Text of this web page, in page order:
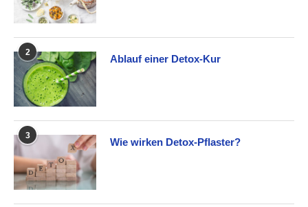
2
Ablauf einer Detox-Kur
3
Wie wirken Detox-Pflaster?